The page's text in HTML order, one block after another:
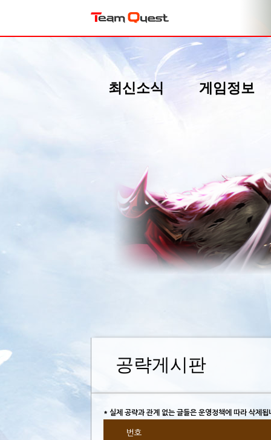
최신소식 게임정보
공략게시판
* 실제 공략과 관계 없는 글들은 운영정책에 따라 삭제됩
번호